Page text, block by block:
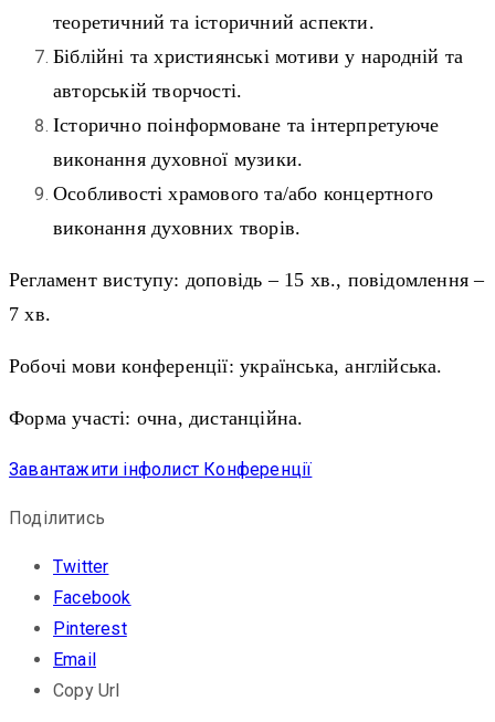
теоретичний та історичний аспекти.
Біблійні та християнські мотиви у народній та
авторській творчості.
Історично поінформоване та інтерпретуюче
виконання духовної музики.
Особливості храмового та/або концертного
виконання духовних творів.
Регламент виступу: доповідь – 15 хв., повідомлення –
7 хв.
Робочі мови конференції: українська, англійська.
Форма участі: очна, дистанційна.
Завантажити інфолист Конференції
Поділитись
Twitter
Facebook
Pinterest
Email
Copy Url